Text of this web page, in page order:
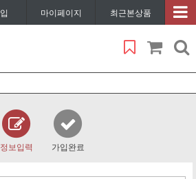
마이페이지 최근본상품
정보입력 가입완료